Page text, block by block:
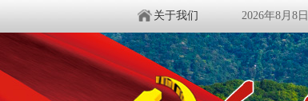
关于我们 2026年8月8